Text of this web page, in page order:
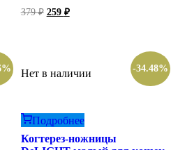
379₽ Первоначальная
259 ₽Текущая
Нет в наличии
Подробнее
-34.48%
Когтерез-ножницы